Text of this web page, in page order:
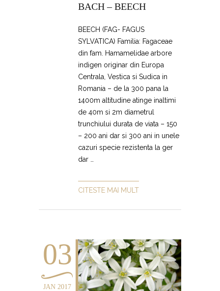
BACH – BEECH
BEECH (FAG- FAGUS
SYLVATICA) Familia: Fagaceae
din fam. Hamamelidae arbore
indigen originar din Europa
Centrala, Vestica si Sudica in
Romania – de la 300 pana la
1400m altitudine atinge inaltimi
de 40m si 2m diametrul
trunchiului durata de viata – 150
– 200 ani dar si 300 ani in unele
cazuri specie rezistenta la ger
dar …
CITESTE MAI MULT
03
JAN 2017